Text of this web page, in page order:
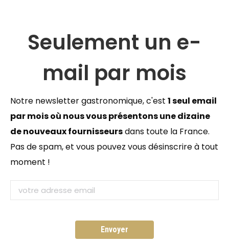
Seulement un e-
mail par mois
Notre newsletter gastronomique, c'est 1 seul email
par mois où nous vous présentons une dizaine
de nouveaux fournisseursdans toute la France.
Pas de spam, et vous pouvez vous désinscrire à tout
moment !